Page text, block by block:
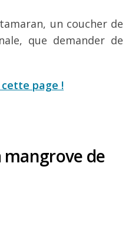
un coucher de
que demander de
page !
mangrove de